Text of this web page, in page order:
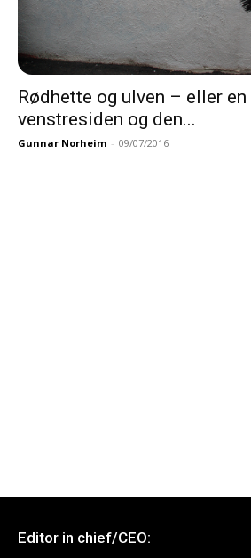
Rødhette og ulven – eller
venstresiden og den...
Gunnar Norheim - 09/07/2016
Editor in chief/CEO: